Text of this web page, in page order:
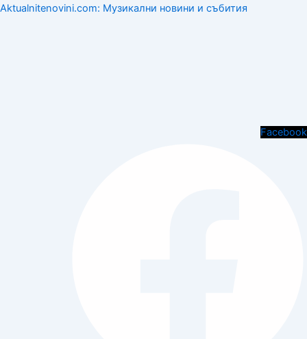
Aktualnitenovini.com: Музикални новини и събития
Facebook
Menu